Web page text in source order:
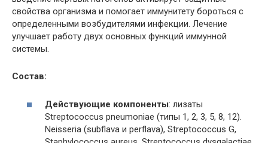
свойства организма и помогает иммунитету бороться с
определенными возбудителями инфекции. Лечение
улучшает работу двух основных функций иммунной
системы.
Состав:
Действующие компоненты: лизаты
Streptococcus pneumoniae (типы 1, 2, 3, 5, 8, 12).
Neisseria (subflava и perflava), Streptococcus G,